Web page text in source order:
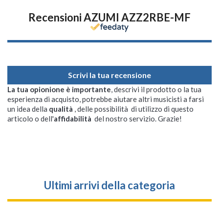
Recensioni AZUMI AZZ2RBE-MF
Scrivi la tua recensione
La tua opionione è importante, descrivi il prodotto o la tua
esperienza di acquisto, potrebbe aiutare altri musicisti a farsi
un idea della qualità , delle possibilità di utilizzo di questo
articolo o dell'affidabilità del nostro servizio. Grazie!
Ultimi arrivi della categoria